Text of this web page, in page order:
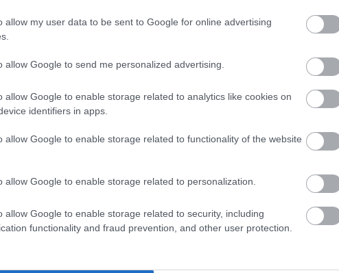
allow my user data to be sent to Google for online advertising
allow Google to send me personalized advertising.
allow Google to enable storage related to analytics like cookies on
identifiers in apps.
allow Google to enable storage related to functionality of the website
allow Google to enable storage related to personalization.
allow Google to enable storage related to security, including
functionality and fraud prevention, and other user protection.
(fotó: nemzetiszinhaz.hu)
könnyű darab és annak nem egy mindennapi
történelmének minden kínja-baja, tragédiája és
azt hiszem, sikerül ezt bemutatnunk az